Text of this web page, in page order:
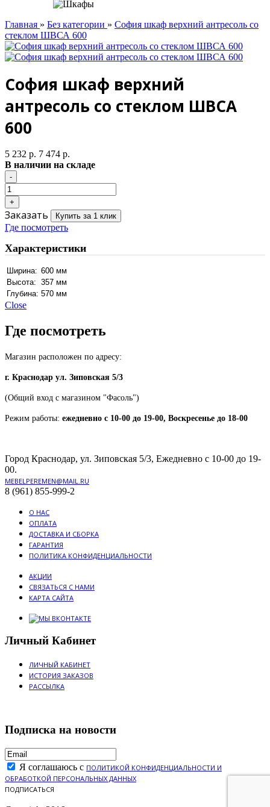
Главная » Без категории » София шкаф верхний антресоль со
стеклом ШВСА 600
София шкаф верхний
антресоль со стеклом ШВСА
600
5 232 р. 7 474 р.
В наличии на складе
Заказать Купить за 1 клик
Где посмотреть
Характеристики
Ширина: 600 мм
Высота: 357 мм
Глубина: 570 мм
Close
Где посмотреть
Магазин расположен по адресу:
г. Краснодар ул. Зиповская 5/3
(Общий вход с магазином "Фасоль")
Режим работы: ежедневно с 10-00 до 19-00, Воскресенье до 18-00
Город Краснодар, ул. Зиповская 5/3, Ежедневно с 10-00 до 19-
00.
MEBELPEREMEN@MAIL.RU
8 (961) 855-999-2
О НАС
ОПЛАТА
ДОСТАВКА И СБОРКА
ГАРАНТИЯ
ПОЛИТИКА КОНФИДЕНЦИАЛЬНОСТИ
АКЦИИ
СВЯЗАТЬСЯ С НАМИ
КАРТА САЙТА
Личный Кабинет
ЛИЧНЫЙ КАБИНЕТ
ИСТОРИЯ ЗАКАЗОВ
РАССЫЛКА
Подписка на новости
Я соглашаюсь с ПОЛИТИКОЙ КОНФИДЕНЦИАЛЬНОСТИ И
ОБРАБОТКОЙ ПЕРСОНАЛЬНЫХ ДАННЫХ
ПОДПИСАТЬСЯ